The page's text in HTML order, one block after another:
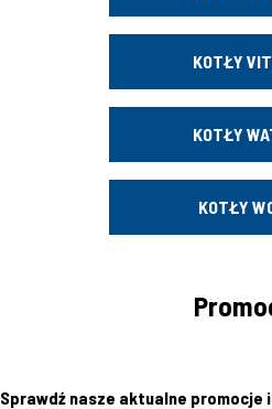
KOTŁY
KOTŁY
KOTŁY
Sprawdź nasze aktualne